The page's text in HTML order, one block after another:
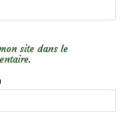
site dans le